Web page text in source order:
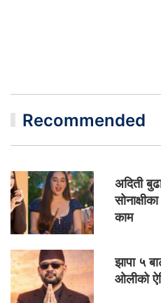
Recommended
अदिती
काम
झापा ५
ओलीको